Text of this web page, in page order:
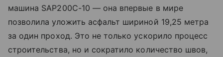
машина SAP200C-10 — она впервые в мире
позволила уложить асфальт шириной 19,25 метра
за один проход. Это не только ускорило процесс
строительства, но и сократило количество швов,